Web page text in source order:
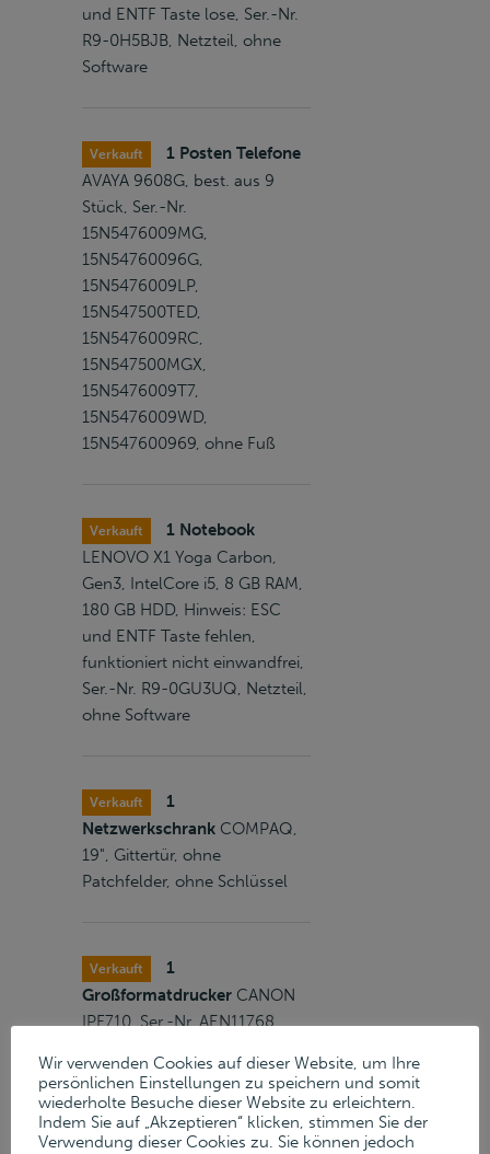
und ENTF Taste lose, Ser.-Nr.
R9-0H5BJB, Netzteil, ohne
Software
Verkauft
1 Posten Telefone
AVAYA 9608G, best. aus 9
Stück, Ser.-Nr.
15N5476009MG,
15N54760096G,
15N5476009LP,
15N547500TED,
15N5476009RC,
15N547500MGX,
15N5476009T7,
15N5476009WD,
15N547600969, ohne Fuß
Verkauft
1 Notebook
LENOVO X1 Yoga Carbon,
Gen3, IntelCore i5, 8 GB RAM,
180 GB HDD, Hinweis: ESC
und ENTF Taste fehlen,
funktioniert nicht einwandfrei,
Ser.-Nr. R9-0GU3UQ, Netzteil,
ohne Software
Verkauft
1
Netzwerkschrank COMPAQ,
19", Gittertür, ohne
Patchfelder, ohne Schlüssel
Verkauft
1
Großformatdrucker CANON
IPF710, Ser.-Nr. AEN11768,
Masterjet, Typ CAD90,
holzfrei, ungestrichen, 914
mm, 90 g/m²
Wir verwenden Cookies auf dieser Website, um Ihre
persönlichen Einstellungen zu speichern und somit
wiederholte Besuche dieser Website zu erleichtern.
Indem Sie auf „Akzeptieren“ klicken, stimmen Sie der
Verwendung dieser Cookies zu. Sie können jedoch